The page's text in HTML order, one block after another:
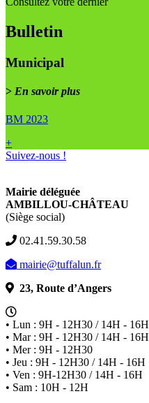
Bulletin
Municipal
> En savoir plus
BM 2023
+
Suivez-nous !
Mairie déléguée
AMBILLOU-CHÂTEAU
(Siège social)
02.41.59.30.58
mairie@tuffalun.fr
23, Route d’Angers
• Lun : 9H - 12H30 / 14H - 16H
• Mar : 9H - 12H30 / 14H - 16H
• Mer : 9H - 12H30
• Jeu : 9H - 12H30 / 14H - 16H
• Ven : 9H-12H30 / 14H - 16H
• Sam : 10H - 12H